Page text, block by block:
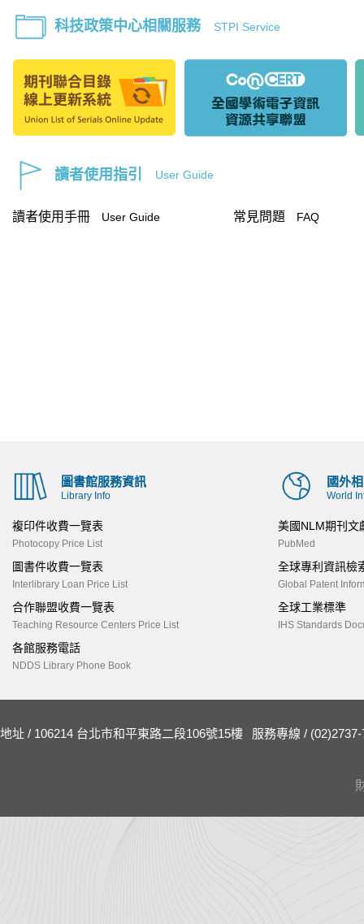
科技政策中心相關服務 STPI Service
讀者使用指引 User Guide
讀者使用手冊 User Guide 常見問題 FAQ
圖書館服務資訊
Library Info
複印件收費一覽表
Photocopy Price List
圖書件收費一覽表
Interlibrary Loan Price List
合作聯盟收費一覽表
Teaching Resource Centers Price List
各館服務電話
NDDS Library Phone Book
國外
World
美國NLM期刊文
PubMed
全球專利資訊檢
Global Patent
全球工業標準
IHS Standards
地址 / 106214 台北市和平東路二段106號15樓 服務專線 / (02)2737-